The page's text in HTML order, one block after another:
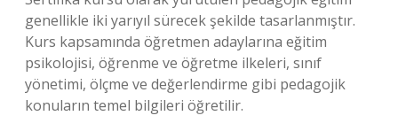
genellikle iki yarıyıl sürecek şekilde tasarlanmıştır.
Kurs kapsamında öğretmen adaylarına eğitim
psikolojisi, öğrenme ve öğretme ilkeleri, sınıf
yönetimi, ölçme ve değerlendirme gibi pedagojik
konuların temel bilgileri öğretilir.